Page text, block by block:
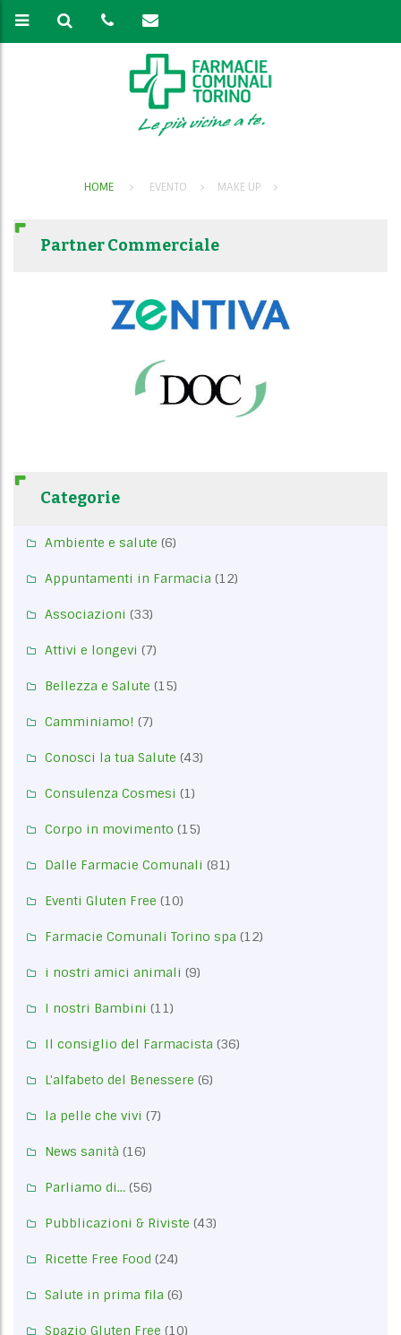
HOME EVENTO MAKE UP
Partner Commerciale
Categorie
Ambiente e salute (6)
Appuntamenti in Farmacia (12)
Associazioni (33)
Attivi e longevi (7)
Bellezza e Salute (15)
Camminiamo! (7)
Conosci la tua Salute (43)
Consulenza Cosmesi (1)
Corpo in movimento (15)
Dalle Farmacie Comunali (81)
Eventi Gluten Free (10)
Farmacie Comunali Torino spa (12)
i nostri amici animali (9)
I nostri Bambini (11)
Il consiglio del Farmacista (36)
L'alfabeto del Benessere (6)
la pelle che vivi (7)
News sanità (16)
Parliamo di… (56)
Pubblicazioni & Riviste (43)
Ricette Free Food (24)
Salute in prima fila (6)
Spazio Gluten Free (10)